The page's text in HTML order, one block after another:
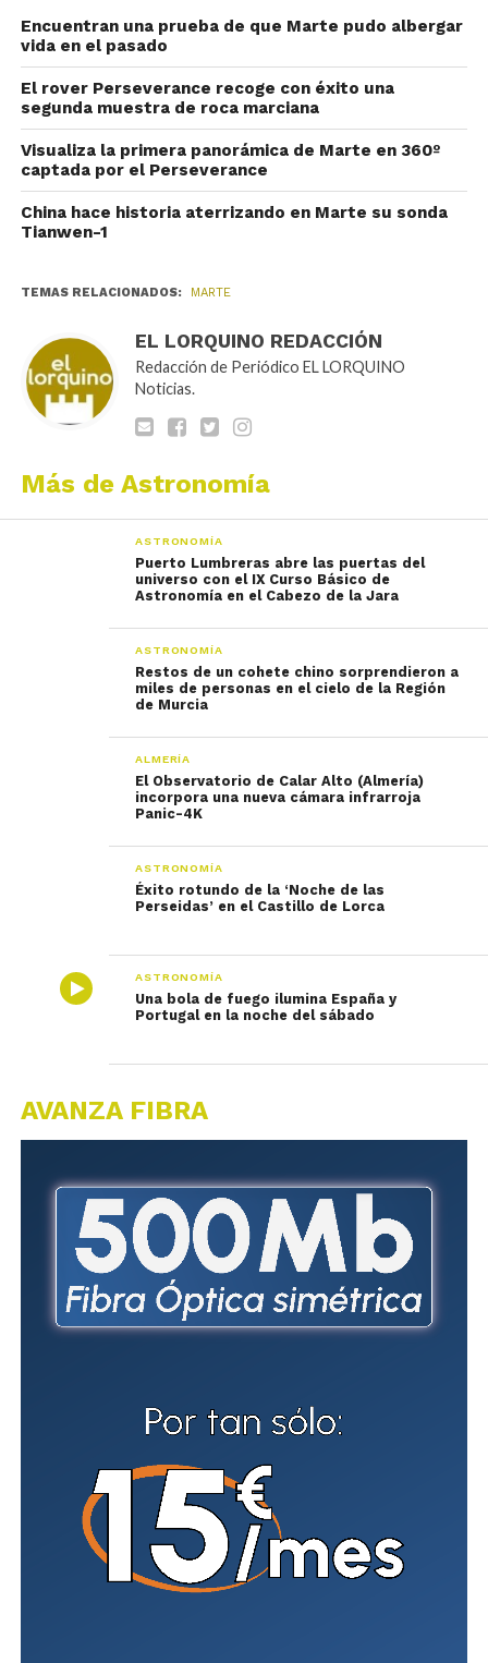
Encuentran una prueba de que Marte pudo albergar
vida en el pasado
El rover Perseverance recoge con éxito una
segunda muestra de roca marciana
Visualiza la primera panorámica de Marte en 360º
captada por el Perseverance
China hace historia aterrizando en Marte su sonda
Tianwen-1
TEMAS RELACIONADOS: MARTE
EL LORQUINO REDACCIÓN
Redacción de Periódico EL LORQUINO
Noticias.
Más de Astronomía
ASTRONOMÍA
Puerto Lumbreras abre las puertas del
universo con el IX Curso Básico de
Astronomía en el Cabezo de la Jara
ASTRONOMÍA
Restos de un cohete chino sorprendieron a
miles de personas en el cielo de la Región
de Murcia
ALMERÍA
El Observatorio de Calar Alto (Almería)
incorpora una nueva cámara infrarroja
Panic-4K
ASTRONOMÍA
Éxito rotundo de la ‘Noche de las
Perseidas’ en el Castillo de Lorca
ASTRONOMÍA
Una bola de fuego ilumina España y
Portugal en la noche del sábado
AVANZA FIBRA